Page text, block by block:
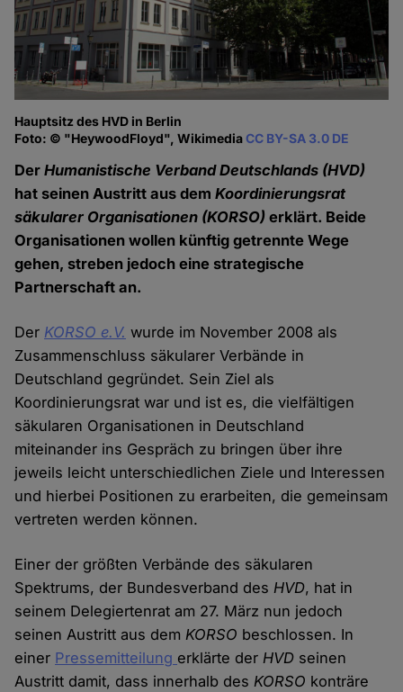
Hauptsitz des HVD in Berlin
Foto: © "HeywoodFloyd", WikimediaCC BY-SA 3.0 DE
DerHumanistische Verband Deutschlands (HVD)
hat seinen Austritt aus demKoordinierungsrat
säkularer Organisationen (KORSO) erklärt. Beide
Organisationen wollen künftig getrennte Wege
gehen, streben jedoch eine strategische
Partnerschaft an.
Der KORSO e.V. wurde im November 2008 als
Zusammenschluss säkularer Verbände in
Deutschland gegründet. Sein Ziel als
Koordinierungsrat war und ist es, die vielfältigen
säkularen Organisationen in Deutschland
miteinander ins Gespräch zu bringen über ihre
jeweils leicht unterschiedlichen Ziele und Interessen
und hierbei Positionen zu erarbeiten, die gemeinsam
vertreten werden können.
Einer der größten Verbände des säkularen
Spektrums, der Bundesverband desHVD, hat in
seinem Delegiertenrat am 27. März nun jedoch
seinen Austritt aus demKORSO beschlossen. In
einer Pressemitteilung erklärte derHVD seinen
Austritt damit, dass innerhalb desKORSO konträre